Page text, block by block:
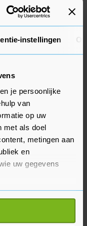
instellingen
je persoonlijke
van
op uw
met als doel
metingen aan
en
uw gegevens
geografische
deed dat
incident in
een verdachte
de honden
van de
ze zelfs
om de hond
zelf loslaat
politie houdt
ze niet of
stelde
Omdat er
moeilijk om